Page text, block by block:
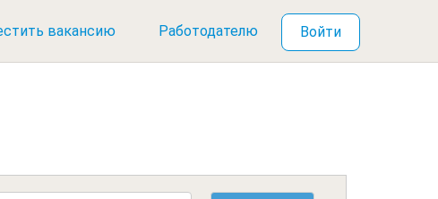
вакансию Работодателю Войти